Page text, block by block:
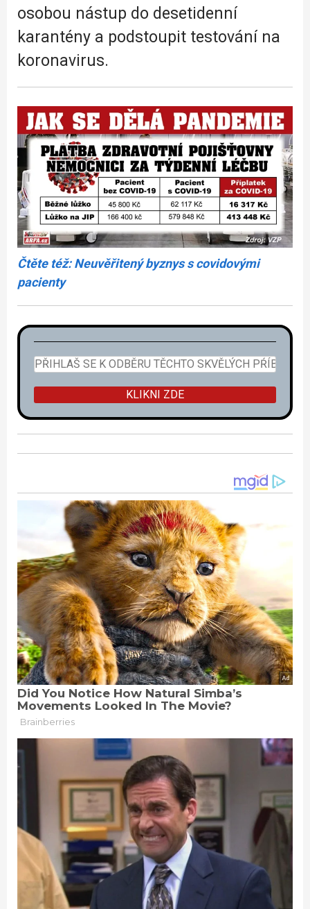
osobou nástup do desetidenní
karantény a podstoupit testování na
koronavirus.
Čtěte též: Neuvěřitený byznys s covidovými
pacienty